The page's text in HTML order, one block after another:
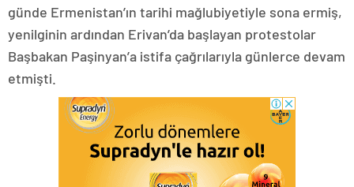
günde Ermenistan’ın tarihi mağlubiyetiyle sona ermiş,
yenilginin ardından Erivan’da başlayan protestolar
Başbakan Paşinyan’a istifa çağrılarıyla günlerce devam
etmişti.